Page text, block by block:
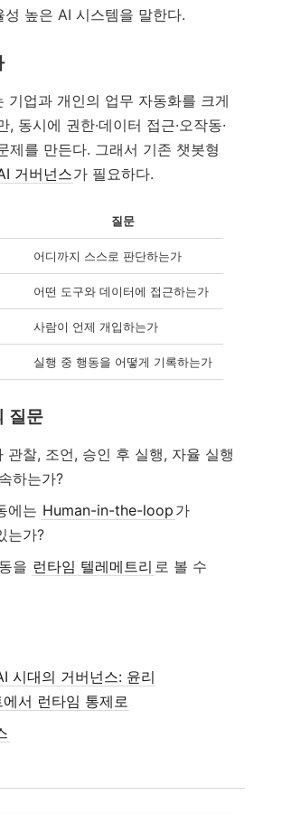
성 높은 AI 시스템을 말한다.
기업과 개인의 업무 자동화를 크게
, 동시에 권한·데이터 접근·오작동·
제를 만든다. 그래서 기존 챗봇형
거버넌스가 필요하다.
질문
어디까지 스스로 판단하는가
어떤 도구와 데이터에 접근하는가
사람이 언제 개입하는가
실행 중 행동을 어떻게 기록하는가
질문
관찰, 조언, 승인 후 실행, 자율 실행
하는가?
에는 Human-in-the-loop 가
는가?
을 런타임 텔레메트리 로 볼 수
시대의 거버넌스: 윤리
서 런타임 통제로